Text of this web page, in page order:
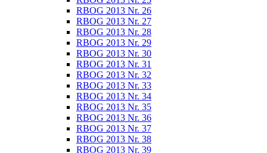
RBOG 2013 Nr. 26
RBOG 2013 Nr. 27
RBOG 2013 Nr. 28
RBOG 2013 Nr. 29
RBOG 2013 Nr. 30
RBOG 2013 Nr. 31
RBOG 2013 Nr. 32
RBOG 2013 Nr. 33
RBOG 2013 Nr. 34
RBOG 2013 Nr. 35
RBOG 2013 Nr. 36
RBOG 2013 Nr. 37
RBOG 2013 Nr. 38
RBOG 2013 Nr. 39